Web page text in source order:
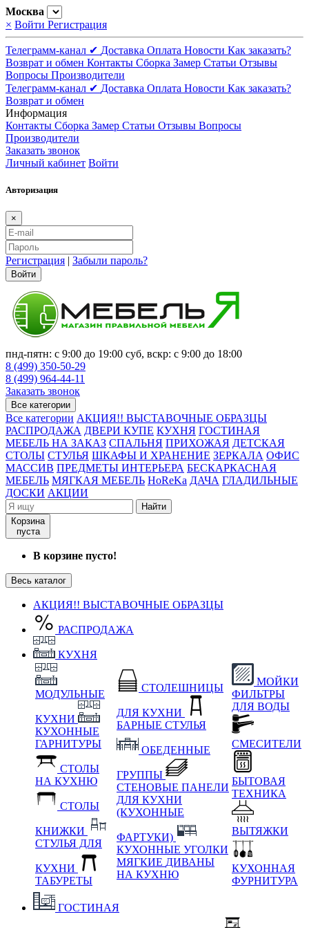
Москва
× Войти Регистрация
Телеграмм-канал ✔ Доставка Оплата Новости Как заказать?
Возврат и обмен Контакты Сборка Замер Статьи Отзывы
Вопросы Производители
Телеграмм-канал ✔ Доставка Оплата Новости Как заказать?
Возврат и обмен
Информация
Контакты Сборка Замер Статьи Отзывы Вопросы
Производители
Заказать звонок
Личный кабинет Войти
Авторизация
×
Регистрация | Забыли пароль?
Войти
пнд-пятн: с 9:00 до 19:00 суб, вскр: с 9:00 до 18:00
8 (499) 350-50-29
8 (499) 964-44-11
Заказать звонок
Все категории
Все категории АКЦИЯ!! ВЫСТАВОЧНЫЕ ОБРАЗЦЫ
РАСПРОДАЖА ДВЕРИ КУПЕ КУХНЯ ГОСТИНАЯ
МЕБЕЛЬ НА ЗАКАЗ СПАЛЬНЯ ПРИХОЖАЯ ДЕТСКАЯ
СТОЛЫ СТУЛЬЯ ШКАФЫ И ХРАНЕНИЕ ЗЕРКАЛА ОФИС
МАССИВ ПРЕДМЕТЫ ИНТЕРЬЕРА БЕСКАРКАСНАЯ
МЕБЕЛЬ МЯГКАЯ МЕБЕЛЬ HoReKa ДАЧА ГЛАДИЛЬНЫЕ
ДОСКИ АКЦИИ
Найти
Корзина
пуста
В корзине пусто!
Весь каталог
АКЦИЯ!! ВЫСТАВОЧНЫЕ ОБРАЗЦЫ
РАСПРОДАЖА
КУХНЯ
МОДУЛЬНЫЕ
КУХНИ
КУХОННЫЕ
ГАРНИТУРЫ
СТОЛЫ
НА КУХНЮ
СТОЛЫ
КНИЖКИ
СТУЛЬЯ ДЛЯ
КУХНИ
ТАБУРЕТЫ
СТОЛЕШНИЦЫ
ДЛЯ КУХНИ
БАРНЫЕ СТУЛЬЯ
ОБЕДЕННЫЕ
ГРУППЫ
СТЕНОВЫЕ ПАНЕЛИ
ДЛЯ КУХНИ
(КУХОННЫЕ
ФАРТУКИ)
КУХОННЫЕ УГОЛКИ
МЯГКИЕ ДИВАНЫ
НА КУХНЮ
МОЙКИ
ФИЛЬТРЫ
ДЛЯ ВОДЫ
СМЕСИТЕЛИ
БЫТОВАЯ
ТЕХНИКА
ВЫТЯЖКИ
КУХОННАЯ
ФУРНИТУРА
ГОСТИНАЯ